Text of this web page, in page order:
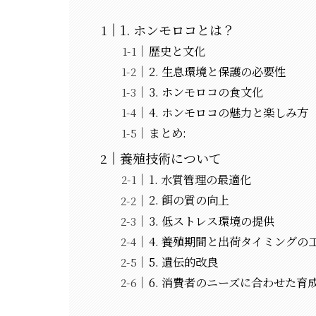
1. ホンモロコとは？
歴史と文化
2. 生息環境と保護の必要性
3. ホンモロコの食文化
4. ホンモロコの魅力と楽しみ方
まとめ:
養殖技術について
1. 水質管理の最適化
2. 餌の質の向上
3. 低ストレス環境の提供
4. 養殖期間と出荷タイミングの
5. 遺伝的改良
6. 消費者のニーズに合わせた育